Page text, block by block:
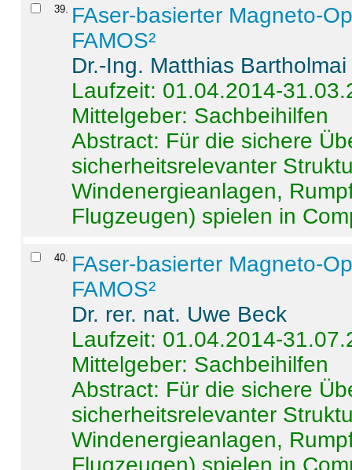
39. FAser-basierter Magneto-
FAMOS²
Dr.-Ing. Matthias Bartholmai
Laufzeit: 01.04.2014-
Mittelgeber: Sachbeihilfen
Abstract: Für die sichere
sicherheitsrelevanter
Windenergieanlagen,
Flugzeugen) spielen in
40. FAser-basierter Magneto-
FAMOS²
Dr. rer. nat. Uwe Beck
Laufzeit: 01.04.2014-
Mittelgeber: Sachbeihilfen
Abstract: Für die sichere
sicherheitsrelevanter
Windenergieanlagen,
Flugzeugen) spielen in